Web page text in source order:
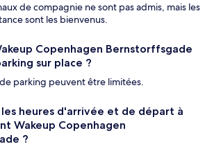
de compagnie ne sont pas admis, mais les
sont les bienvenus.
Copenhagen Bernstorffsgade
sur place ?
parking peuvent être limitées.
heures d'arrivée et de départ à
Wakeup Copenhagen
?